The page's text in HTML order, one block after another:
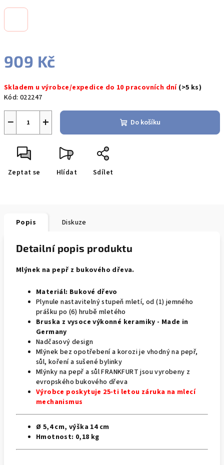
909 Kč
cena:
Skladem u výrobce/expedice do 10 pracovních dní (>5 ks)
Kód: 022247
+
− Do košíku
Zeptat se Hlídat Sdílet
Popis Diskuze
Detailní popis produktu
Mlýnek na pepř z bukového dřeva.
Materiál: Bukové dřevo
Plynule nastavitelný stupeň mletí, od (1) jemného
prášku po (6) hrubě mletého
Bruska z vysoce výkonné keramiky - Made in
Germany
Nadčasový design
Mlýnek bez opotřebení a korozi je vhodný na pepř,
sůl, koření a sušené bylinky
Mlýnky na pepř a sůl FRANKFURT jsou vyrobeny z
evropského bukového dřeva
Výrobce poskytuje 25-ti letou záruka na mlecí
mechanismus
Ø 5,4 cm, výška 14 cm
Hmotnost: 0,18 kg